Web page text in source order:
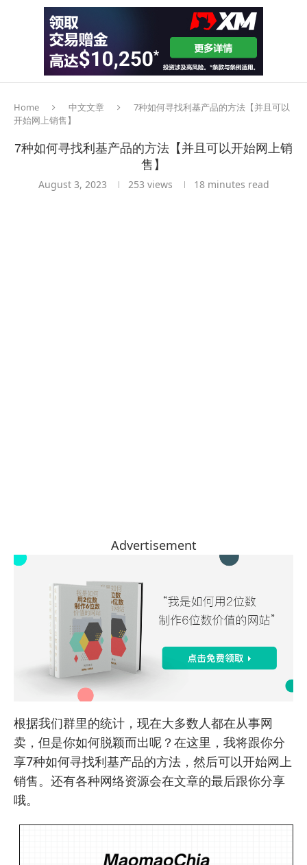
Home 中文文章
7种如何寻找利基产品的方法【并且可以
开始网上销售】
7种如何寻找利基产品的方法【并且可以开始网上销
售】
August 3, 2023 253 views 18 minutes read
Advertisement
根据我们群里的统计，现在大多数人都在从事网
卖，但是你如何脱颖而出呢？在这里，我将跟你分
享7种如何寻找利基产品的方法，然后可以开始网上
销售。还有各种网络资源会在文章的最后跟你分享
哦。